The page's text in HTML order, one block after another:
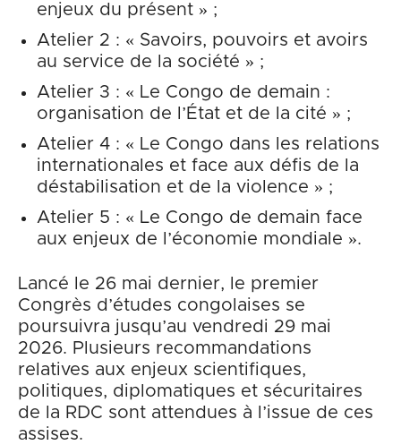
enjeux du présent » ;
Atelier 2 : « Savoirs, pouvoirs et avoirs
au service de la société » ;
Atelier 3 : « Le Congo de demain :
organisation de l’État et de la cité » ;
Atelier 4 : « Le Congo dans les relations
internationales et face aux défis de la
déstabilisation et de la violence » ;
Atelier 5 : « Le Congo de demain face
aux enjeux de l’économie mondiale ».
Lancé le 26 mai dernier, le premier
Congrès d’études congolaises se
poursuivra jusqu’au vendredi 29 mai
2026. Plusieurs recommandations
relatives aux enjeux scientifiques,
politiques, diplomatiques et sécuritaires
de la RDC sont attendues à l’issue de ces
assises.